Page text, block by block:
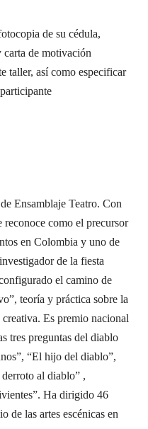
de su cédula,
de motivación
taller, así como especificar
Ensamblaje Teatro. Con
reconoce como el precursor
en Colombia y uno de
de la fiesta
el camino de
teoría y práctica sobre la
Es premio nacional
tres preguntas del diablo
“El hijo del diablo”,
al diablo” ,
Ha dirigido 46
de las artes escénicas en